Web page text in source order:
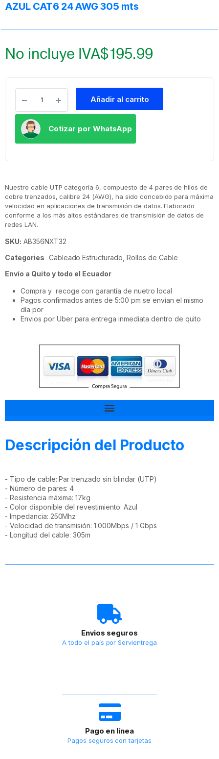
AZUL CAT6 24 AWG 305 mts
$195.99
No incluye IVA
Añadir al carrito
Cotizar por WhatsApp
Nuestro cable UTP categoría 6, compuesto de 4 pares de hilos de
cobre trenzados, calibre 24 (AWG), ha sido concebido para máxima
velocidad en aplicaciones de transmisión de datos. Elaborado
conforme a los más altos estándares de transmisión de datos de
redes LAN.
SKU: AB356NXT32
Categories Cableado Estructurado ,Rollos de Cable
Envío a Quito y todo el Ecuador
Compra y recoge con garantía de nuetro local
Pagos confirmados antes de 5:00 pm se envían el mismo
día por
Envios por Uber para entrega inmediata dentro de quito
Descripción del Producto
- Tipo de cable: Par trenzado sin blindar (UTP)
- Número de pares: 4
- Resistencia máxima: 17kg
- Color disponible del revestimiento: Azul
- Impedancia: 250Mhz
- Velocidad de transmisión: 1.000Mbps / 1 Gbps
- Longitud del cable: 305m
Envios seguros
A todo el país por Servientrega
Pago en línea
Pagos seguros con tarjetas